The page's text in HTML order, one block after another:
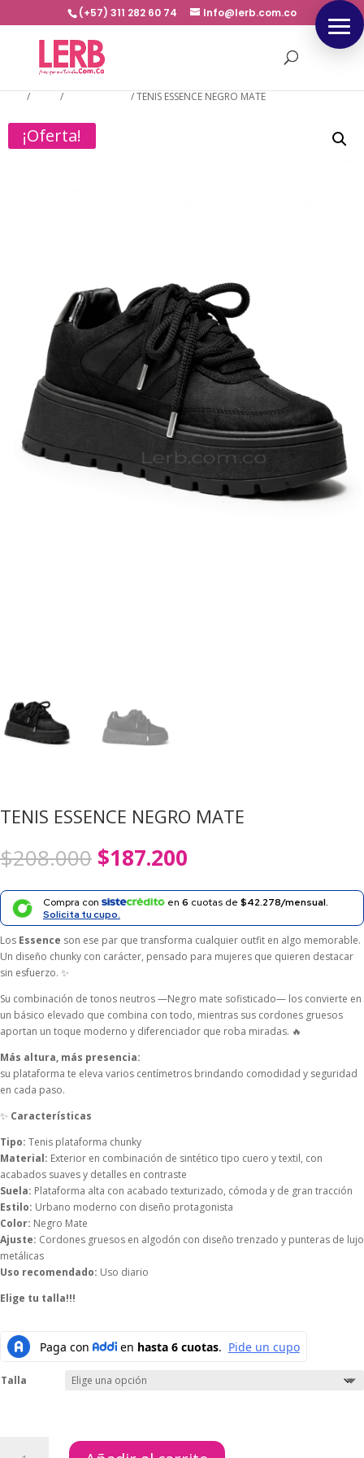
(+57) 311 282 60 74 Info@lerb.com.co
/ / /TENIS ESSENCE NEGRO MATE
¡Oferta!
TENIS ESSENCE NEGRO MATE
$208.000 El
precio
original
era:
$208.000.
$187.200
actual
es:
$187.200.
Compra con en 6 cuotas de $42.278/mensual.
Solicita tu cupo.
Los Essence son ese par que transforma cualquier outfit en algo memorable.
Un diseño chunky con carácter, pensado para mujeres que quieren destacar
sin esfuerzo. ✨
Su combinación de tonos neutros —Negro mate sofisticado— los convierte en
un básico elevado que combina con todo, mientras sus cordones gruesos
aportan un toque moderno y diferenciador que roba miradas. 🔥
Más altura, más presencia:
su plataforma te eleva varios centímetros brindando comodidad y seguridad
en cada paso.
✨ Características
Tipo: Tenis plataforma chunky
Material: Exterior en combinación de sintético tipo cuero y textil, con
acabados suaves y detalles en contraste
Suela: Plataforma alta con acabado texturizado, cómoda y de gran tracción
Estilo: Urbano moderno con diseño protagonista
Color: Negro Mate
Ajuste: Cordones gruesos en algodón con diseño trenzado y punteras de lujo
metálicas
Uso recomendado: Uso diario
Elige tu talla!!!
Talla